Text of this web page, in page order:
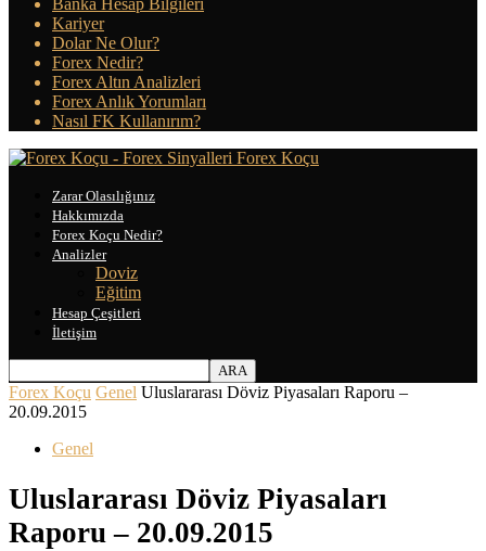
Banka Hesap Bilgileri
Kariyer
Dolar Ne Olur?
Forex Nedir?
Forex Altın Analizleri
Forex Anlık Yorumları
Nasıl FK Kullanırım?
Forex Koçu
Zarar Olasılığınız
Hakkımızda
Forex Koçu Nedir?
Analizler
Doviz
Eğitim
Hesap Çeşitleri
İletişim
Forex Koçu Genel Uluslararası Döviz Piyasaları Raporu –
20.09.2015
Genel
Uluslararası Döviz Piyasaları
Raporu – 20.09.2015